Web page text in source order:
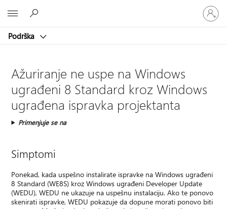
Podrška
Prijavite
se
na
Ažuriranje ne uspe na Windows
ugrađeni 8 Standard kroz Windows
ugrađena ispravka projektanta
Primenjuje se na
Simptomi
Ponekad, kada uspešno instalirate ispravke na Windows ugrađeni
8 Standard (WE8S) kroz Windows ugrađeni Developer Update
(WEDU), WEDU ne ukazuje na uspešnu instalaciju. Ako te ponovo
skenirati ispravke, WEDU pokazuje da dopune morati ponovo biti